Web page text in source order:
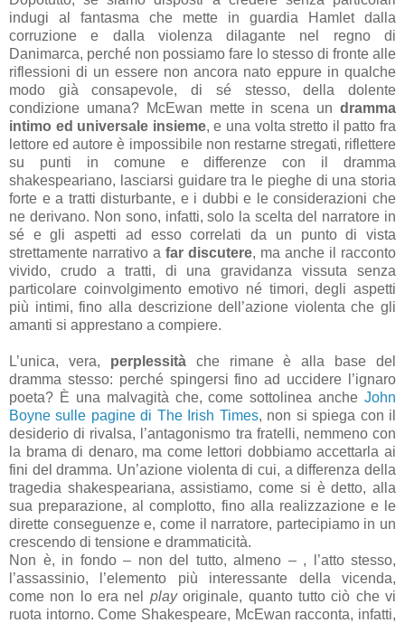
indugi al fantasma che mette in guardia Hamlet dalla
corruzione e dalla violenza dilagante nel regno di
Danimarca, perché non possiamo fare lo stesso di fronte alle
riflessioni di un essere non ancora nato eppure in qualche
modo già consapevole, di sé stesso, della dolente
condizione umana? McEwan mette in scena un dramma
intimo ed universale insieme, e una volta stretto il patto fra
lettore ed autore è impossibile non restarne stregati, riflettere
su punti in comune e differenze con il dramma
shakespeariano, lasciarsi guidare tra le pieghe di una storia
forte e a tratti disturbante, e i dubbi e le considerazioni che
ne derivano. Non sono, infatti, solo la scelta del narratore in
sé e gli aspetti ad esso correlati da un punto di vista
strettamente narrativo a far discutere, ma anche il racconto
vivido, crudo a tratti, di una gravidanza vissuta senza
particolare coinvolgimento emotivo né timori, degli aspetti
più intimi, fino alla descrizione dell’azione violenta che gli
amanti si apprestano a compiere.
L’unica, vera, perplessità che rimane è alla base del
dramma stesso: perché spingersi fino ad uccidere l’ignaro
poeta? È una malvagità che, come sottolinea anche John
Boyne sulle pagine di The Irish Times, non si spiega con il
desiderio di rivalsa, l’antagonismo tra fratelli, nemmeno con
la brama di denaro, ma come lettori dobbiamo accettarla ai
fini del dramma. Un’azione violenta di cui, a differenza della
tragedia shakespeariana, assistiamo, come si è detto, alla
sua preparazione, al complotto, fino alla realizzazione e le
dirette conseguenze e, come il narratore, partecipiamo in un
crescendo di tensione e drammaticità.
Non è, in fondo – non del tutto, almeno – , l’atto stesso,
l’assassinio, l’elemento più interessante della vicenda,
come non lo era nel playoriginale, quanto tutto ciò che vi
ruota intorno. Come Shakespeare, McEwan racconta, infatti,